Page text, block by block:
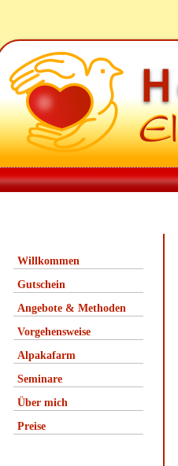
Willkommen
Gutschein
Angebote & Methoden
Vorgehensweise
Alpakafarm
Seminare
Über mich
Preise